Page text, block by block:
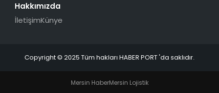
Hakkımızda
İletişimKünye
Copyright © 2025 Tüm hakları HABER PORT 'da saklıdır.
Mersin HaberMersin Lojistik